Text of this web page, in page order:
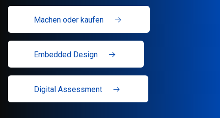
Machen oder kaufen
Embedded Design
Digital Assessment